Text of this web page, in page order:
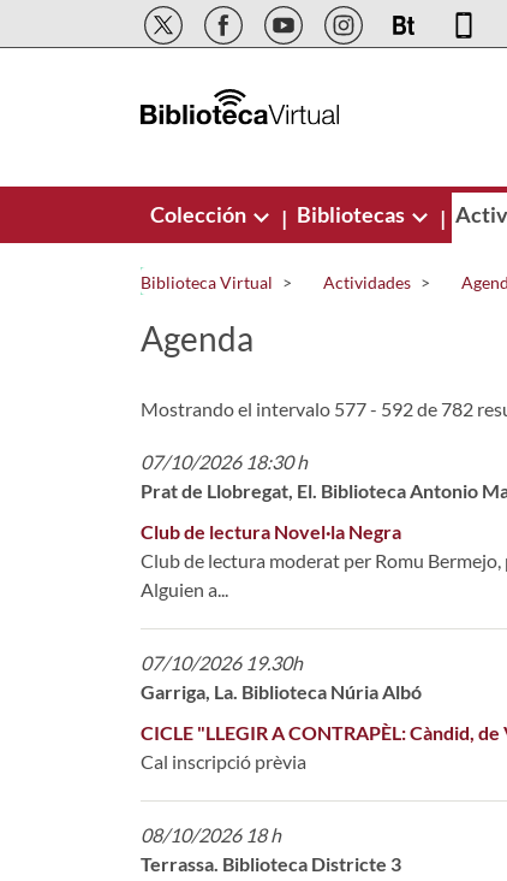
Saltar al contenido principal
Colección | Bibliotecas |
Biblioteca Virtual Actividades
Agenda
Mostrando el intervalo 577 - 592 de 782
07/10/2026 18:30 h
Prat de Llobregat, El. Biblioteca Antonio
Club de lectura Novel·la Negra
Club de lectura moderat per Romu
Alguien a...
07/10/2026 19.30h
Garriga, La. Biblioteca Núria Albó
CICLE "LLEGIR A CONTRAPÈL: Càndid,
Cal inscripció prèvia
08/10/2026 18 h
Terrassa. Biblioteca Districte 3